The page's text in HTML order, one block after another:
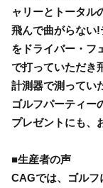
ャリーとトータル
飛んで曲がらない
をドライバー・フ
で打っていただき
計測器で測ってい
ゴルフパーティー
プレゼントにも、
■生産者の声
CAGでは、ゴルフ